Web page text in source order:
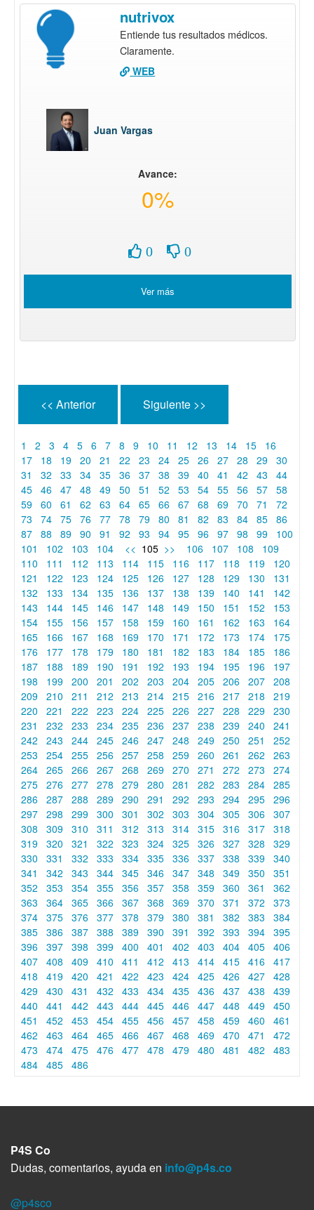
nutrivox
Entiende tus resultados médicos.
Claramente.
WEB
Juan Vargas
Avance:
0%
0 0
Ver más
<< Anterior Siguiente >>
1 2 3 4 5 6 7 8 9 10 11 12 13 14 15
16
17
18 19 20 21 22 23 24 25 26 27 28 29 30
31
32 33 34 35 36 37 38 39 40 41 42 43
44
45 46 47 48 49 50 51 52 53 54 55 56 57 58
59 60 61 62 63 64 65 66 67 68 69 70 71
72
73
74 75 76 77 78 79 80 81 82 83 84 85 86
87 88 89 90 91 92 93 94 95 96 97 98 99
100
101
102 103 104 << 105 >> 106 107 108
109
110
111 112 113 114 115 116 117 118 119
120
121
122 123 124 125 126 127 128 129 130
131
132
133 134 135 136 137 138 139 140 141
142
143
144 145 146 147 148 149 150 151 152
153
154
155 156 157 158 159 160 161 162 163
164
165
166 167 168 169 170 171 172 173 174
175
176
177 178 179 180 181 182 183 184 185
186
187
188 189 190 191 192 193 194 195 196
197
198
199 200 201 202 203 204 205 206 207 208
209 210 211 212 213 214 215 216 217 218
219
220
221 222 223 224 225 226 227 228 229 230
231
232 233 234 235 236 237 238 239 240
241
242
243 244 245 246 247 248 249 250 251
252
253
254 255 256 257 258 259 260 261 262
263
264 265 266 267 268 269 270 271 272 273
274
275 276 277 278 279 280 281 282 283 284 285
286 287 288 289 290 291 292 293 294 295 296
297 298 299 300 301 302 303 304 305 306 307
308
309 310 311 312 313 314 315 316 317 318
319 320 321 322 323 324 325 326 327 328
329
330
331 332 333 334 335 336 337 338 339 340
341
342 343 344 345 346 347 348 349 350
351
352
353 354 355 356 357 358 359 360 361
362
363
364 365 366 367 368 369 370 371 372
373
374 375 376 377 378 379 380 381 382 383
384
385 386 387 388 389 390 391 392 393 394 395
396 397 398 399 400 401 402 403 404 405 406
407 408 409 410 411 412 413 414 415 416 417
418
419 420 421 422 423 424 425 426 427 428
429 430 431 432 433 434 435 436 437 438
439
440
441 442 443 444 445 446 447 448 449 450
451
452 453 454 455 456 457 458 459 460
461
462
463 464 465 466 467 468 469 470 471
472
473
474 475 476 477 478 479 480 481 482
483
484 485 486
P4S Co
Dudas, comentarios, ayuda en info@p4s.co
@p4sco